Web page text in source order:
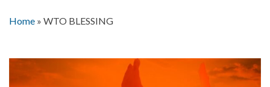
Home » WTO BLESSING